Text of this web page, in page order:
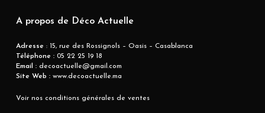
A propos de Déco Actuelle
Adresse : 15, rue des Rossignols – Oasis – Casablanca
Téléphone :05 22 25 19 18
Email :decoactuelle@gmail.com
Site Web :www.decoactuelle.ma
Voir nos conditions générales de ventes